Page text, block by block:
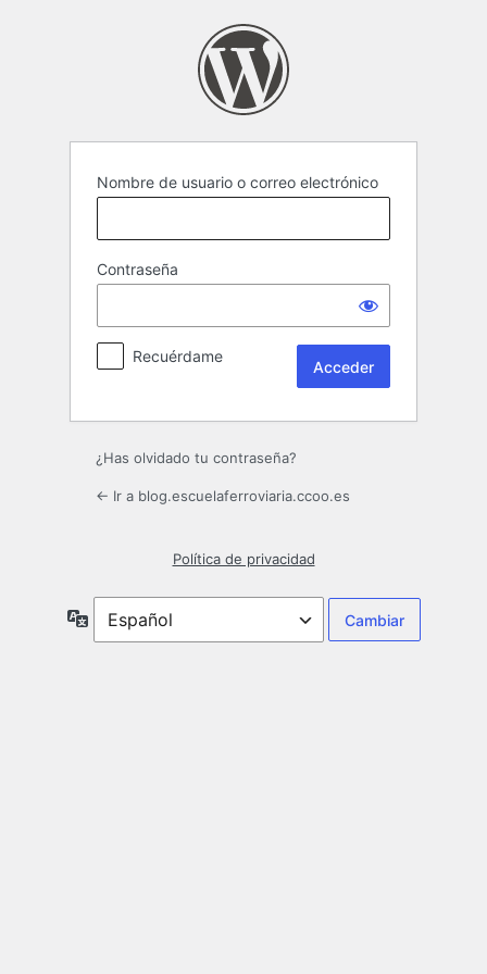
Nombre de usuario o correo electrónico
Contraseña
Recuérdame
¿Has olvidado tu contraseña?
← Ir a blog.escuelaferroviaria.ccoo.es
Política de privacidad
Idioma